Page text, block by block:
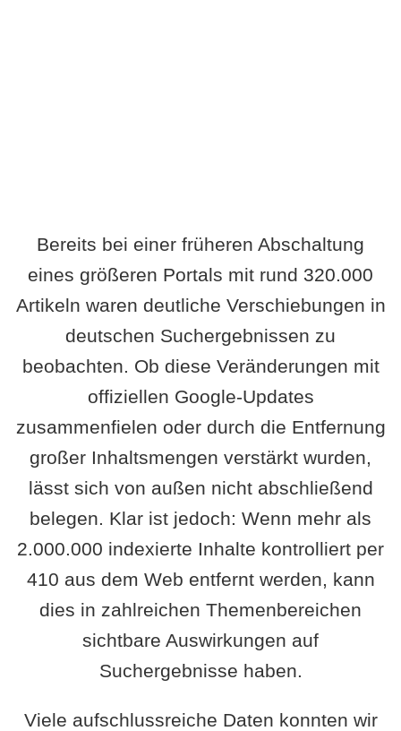
Bereits bei einer früheren Abschaltung
eines größeren Portals mit rund 320.000
Artikeln waren deutliche Verschiebungen in
deutschen Suchergebnissen zu
beobachten. Ob diese Veränderungen mit
offiziellen Google-Updates
zusammenfielen oder durch die Entfernung
großer Inhaltsmengen verstärkt wurden,
lässt sich von außen nicht abschließend
belegen. Klar ist jedoch: Wenn mehr als
2.000.000 indexierte Inhalte kontrolliert per
410 aus dem Web entfernt werden, kann
dies in zahlreichen Themenbereichen
sichtbare Auswirkungen auf
Suchergebnisse haben.
Viele aufschlussreiche Daten konnten wir